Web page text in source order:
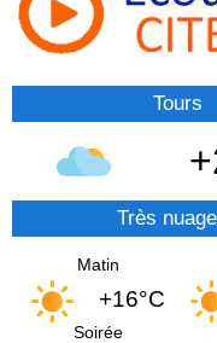
Tours
Très
Matin
+16°C
Soirée